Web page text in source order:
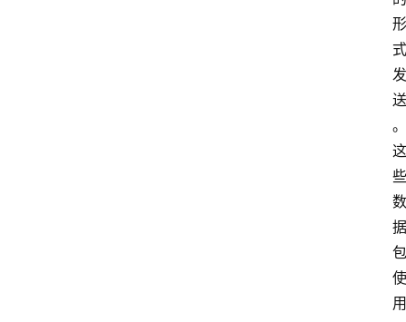
形
式
发
送
。
这
些
数
据
包
使
用